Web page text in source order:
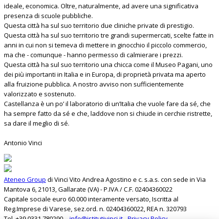
ideale, economica. Oltre, naturalmente, ad avere una significativa
presenza di scuole pubbliche.
Questa città ha sul suo territorio due cliniche private di prestigio.
Questa città ha sul suo territorio tre grandi supermercati, scelte fatte in
anni in cui non si temeva di mettere in ginocchio il piccolo commercio,
ma che - comunque - hanno permesso di calmierare i prezzi.
Questa città ha sul suo territorio una chicca come il Museo Pagani, uno
dei più importanti in Italia e in Europa, di proprietà privata ma aperto
alla fruizione pubblica. A nostro avviso non sufficientemente
valorizzato e sostenuto.
Castellanza è un po’ il laboratorio di un’Italia che vuole fare da sé, che
ha sempre fatto da sé e che, laddove non si chiude in cerchie ristrette,
sa dare il meglio di sé.
Antonio Vinci
Ateneo Group di Vinci Vito Andrea Agostino e c. s.a.s. con sede in Via
Mantova 6, 21013, Gallarate (VA) - P.IVA / C.F. 02404360022
Capitale sociale euro 60.000 interamente versato, Iscritta al
Reg.Imprese di Varese, sez.ord. n. 02404360022, REA n. 320793